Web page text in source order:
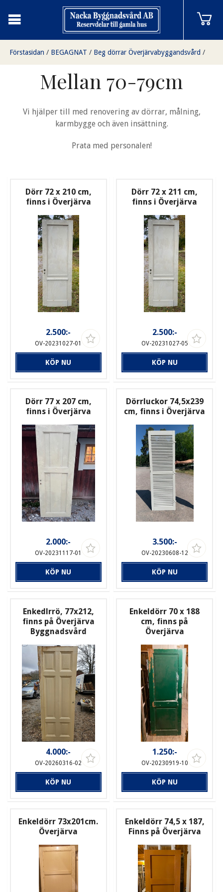
Förstasidan / BEGAGNAT / Beg dörrar Överjärvabyggandsvård /
Mellan 70-79cmMellan 70-79cm
Vi hjälper till med renovering av dörrar, målning,
karmbygge och även insättning.
Prata med personalen!
Dörr 72 x 210 cm,
finns i Överjärva
2.500:-
OV-20231027-01
KÖP NU
Dörr 72 x 211 cm,
finns i Överjärva
2.500:-
OV-20231027-05
KÖP NU
Dörr 77 x 207 cm,
finns i Överjärva
2.000:-
OV-20231117-01
KÖP NU
Dörrluckor 74,5x239
cm, finns i Överjärva
3.500:-
OV-20230608-12
KÖP NU
Enkedlrrö, 77x212,
finns på Överjärva
Byggnadsvård
4.000:-
OV-20260316-02
KÖP NU
Enkeldörr 70 x 188
cm, finns på
Överjärva
1.250:-
OV-20230919-10
KÖP NU
Enkeldörr 73x201cm.
Överjärva
Enkeldörr 74,5 x 187,
Finns på Överjärva